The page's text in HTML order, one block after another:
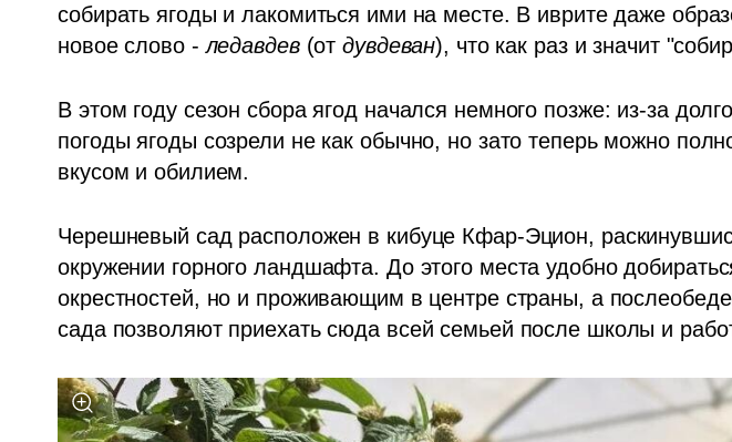
собирать ягоды и лакомиться ими на месте. В иврите даже
новое слово - ледавдев (от дувдеван), что как раз и значит
В этом году сезон сбора ягод начался немного позже: из-за
погоды ягоды созрели не как обычно, но зато теперь можно
вкусом и обилием.
Черешневый сад расположен в кибуце Кфар-Эцион,
окружении горного ландшафта. До этого места удобно
окрестностей, но и проживающим в центре страны, а
сада позволяют приехать сюда всей семьей после школы и